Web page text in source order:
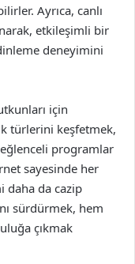
Ayrıca, canlı
etkileşimli bir
deneyimini
için
türlerini keşfetmek,
programlar
sayesinde her
daha da cazip
sürdürmek, hem
çıkmak